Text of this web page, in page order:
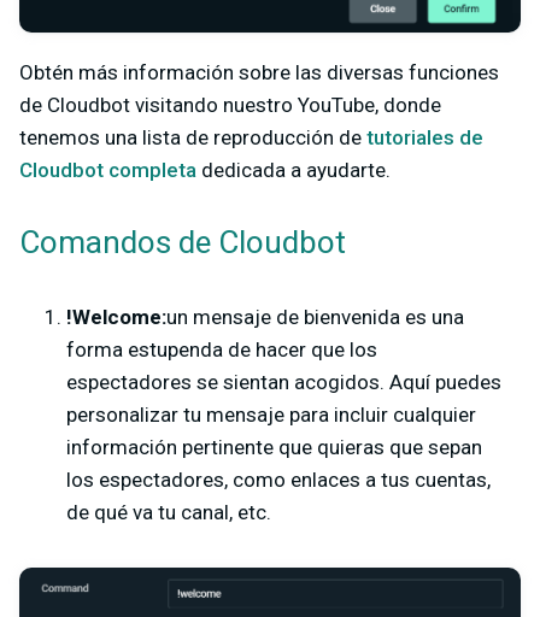
Obtén más información sobre las diversas funciones
de Cloudbot visitando nuestro YouTube, donde
tenemos una lista de reproducción de tutoriales de
Cloudbot completa dedicada a ayudarte.
Comandos de Cloudbot
!Welcome:un mensaje de bienvenida es una
forma estupenda de hacer que los
espectadores se sientan acogidos. Aquí puedes
personalizar tu mensaje para incluir cualquier
información pertinente que quieras que sepan
los espectadores, como enlaces a tus cuentas,
de qué va tu canal, etc.